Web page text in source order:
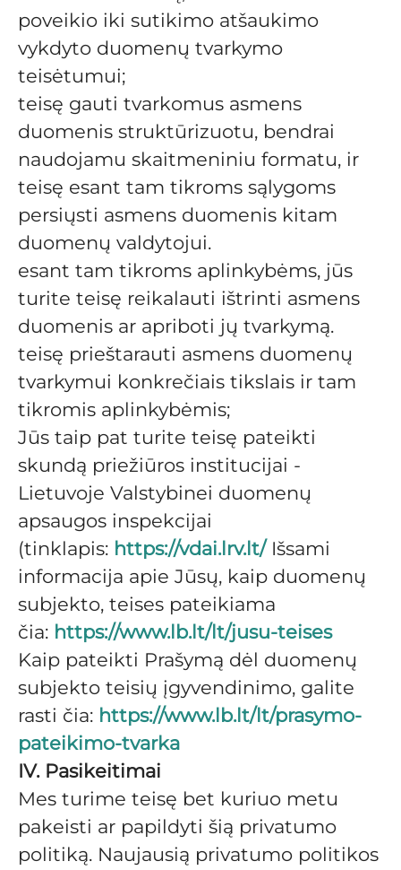
poveikio iki sutikimo atšaukimo
vykdyto duomenų tvarkymo
teisėtumui;
teisę gauti tvarkomus asmens
duomenis struktūrizuotu, bendrai
naudojamu skaitmeniniu formatu, ir
teisę esant tam tikroms sąlygoms
persiųsti asmens duomenis kitam
duomenų valdytojui.
esant tam tikroms aplinkybėms, jūs
turite teisę reikalauti ištrinti asmens
duomenis ar apriboti jų tvarkymą.
teisę prieštarauti asmens duomenų
tvarkymui konkrečiais tikslais ir tam
tikromis aplinkybėmis;
Jūs taip pat turite teisę pateikti
skundą priežiūros institucijai -
Lietuvoje Valstybinei duomenų
apsaugos inspekcijai
(tinklapis: https://vdai.lrv.lt/Išsami
informacija apie Jūsų, kaip duomenų
subjekto, teises pateikiama
čia: https://www.lb.lt/lt/jusu-teises
Kaip pateikti Prašymą dėl duomenų
subjekto teisių įgyvendinimo, galite
rasti čia: https://www.lb.lt/lt/prasymo-
pateikimo-tvarka
IV. Pasikeitimai
Mes turime teisę bet kuriuo metu
pakeisti ar papildyti šią privatumo
politiką. Naujausią privatumo politikos